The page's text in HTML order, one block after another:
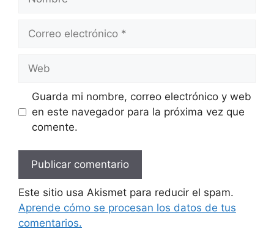
electrónico
Guarda mi nombre, correo electrónico y web
en este navegador para la próxima vez que
comente.
Este sitio usa Akismet para reducir el spam.
Aprende cómo se procesan los datos de tus
comentarios.